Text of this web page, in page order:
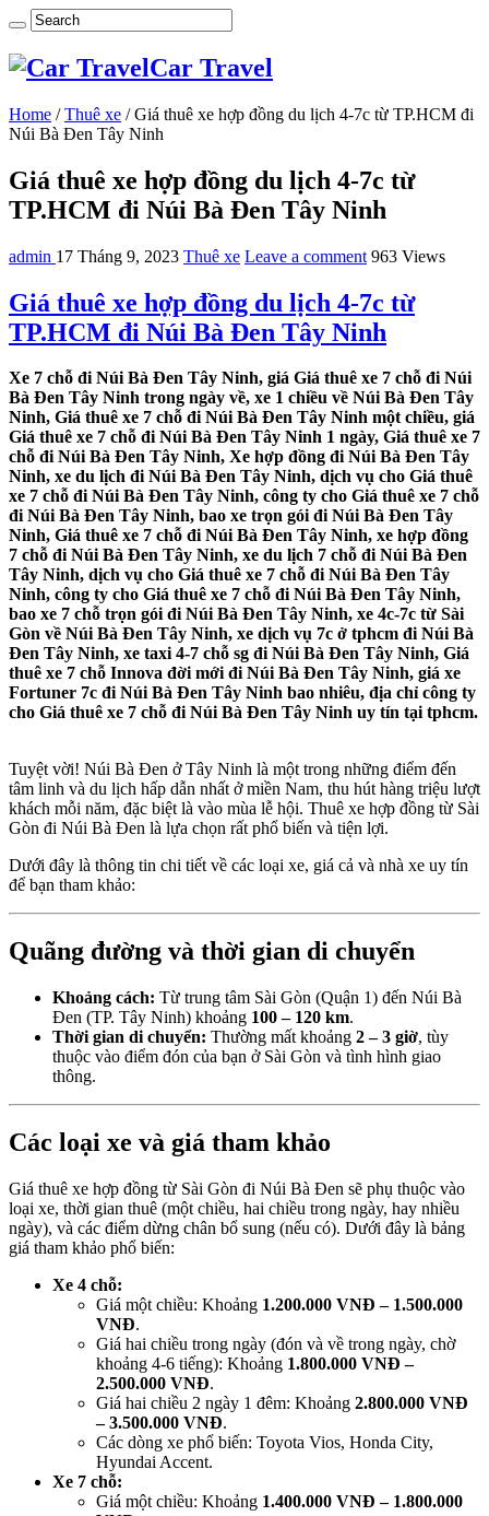
Car Travel
Home / Thuê xe / Giá thuê xe hợp đồng du lịch 4-7c từ TP.HCM đi
Núi Bà Đen Tây Ninh
Giá thuê xe hợp đồng du lịch 4-7c từ
TP.HCM đi Núi Bà Đen Tây Ninh
admin 17 Tháng 9, 2023 Thuê xe Leave a comment 963 Views
Giá thuê xe hợp đồng du lịch 4-7c từ
TP.HCM đi Núi Bà Đen Tây Ninh
Xe 7 chỗ đi Núi Bà Đen Tây Ninh, giá Giá thuê xe 7 chỗ đi Núi
Bà Đen Tây Ninh trong ngày về, xe 1 chiều về Núi Bà Đen Tây
Ninh, Giá thuê xe 7 chỗ đi Núi Bà Đen Tây Ninh một chiều, giá
Giá thuê xe 7 chỗ đi Núi Bà Đen Tây Ninh 1 ngày, Giá thuê xe 7
chỗ đi Núi Bà Đen Tây Ninh, Xe hợp đồng đi Núi Bà Đen Tây
Ninh, xe du lịch đi Núi Bà Đen Tây Ninh, dịch vụ cho Giá thuê
xe 7 chỗ đi Núi Bà Đen Tây Ninh, công ty cho Giá thuê xe 7 chỗ
đi Núi Bà Đen Tây Ninh, bao xe trọn gói đi Núi Bà Đen Tây
Ninh, Giá thuê xe 7 chỗ đi Núi Bà Đen Tây Ninh, xe hợp đồng
7 chỗ đi Núi Bà Đen Tây Ninh, xe du lịch 7 chỗ đi Núi Bà Đen
Tây Ninh, dịch vụ cho Giá thuê xe 7 chỗ đi Núi Bà Đen Tây
Ninh, công ty cho Giá thuê xe 7 chỗ đi Núi Bà Đen Tây Ninh,
bao xe 7 chỗ trọn gói đi Núi Bà Đen Tây Ninh, xe 4c-7c từ Sài
Gòn về Núi Bà Đen Tây Ninh, xe dịch vụ 7c ở tphcm đi Núi Bà
Đen Tây Ninh, xe taxi 4-7 chỗ sg đi Núi Bà Đen Tây Ninh, Giá
thuê xe 7 chỗ Innova đời mới đi Núi Bà Đen Tây Ninh, giá xe
Fortuner 7c đi Núi Bà Đen Tây Ninh bao nhiêu, địa chỉ công ty
cho Giá thuê xe 7 chỗ đi Núi Bà Đen Tây Ninh uy tín tại tphcm.
Tuyệt vời! Núi Bà Đen ở Tây Ninh là một trong những điểm đến
tâm linh và du lịch hấp dẫn nhất ở miền Nam, thu hút hàng triệu lượt
khách mỗi năm, đặc biệt là vào mùa lễ hội. Thuê xe hợp đồng từ Sài
Gòn đi Núi Bà Đen là lựa chọn rất phổ biến và tiện lợi.
Dưới đây là thông tin chi tiết về các loại xe, giá cả và nhà xe uy tín
để bạn tham khảo:
Quãng đường và thời gian di chuyển
Khoảng cách: Từ trung tâm Sài Gòn (Quận 1) đến Núi Bà
Đen (TP. Tây Ninh) khoảng 100 – 120 km.
Thời gian di chuyển: Thường mất khoảng 2 – 3 giờ, tùy
thuộc vào điểm đón của bạn ở Sài Gòn và tình hình giao
thông.
Các loại xe và giá tham khảo
Giá thuê xe hợp đồng từ Sài Gòn đi Núi Bà Đen sẽ phụ thuộc vào
loại xe, thời gian thuê (một chiều, hai chiều trong ngày, hay nhiều
ngày), và các điểm dừng chân bổ sung (nếu có). Dưới đây là bảng
giá tham khảo phổ biến:
Xe 4 chỗ:
Giá một chiều: Khoảng 1.200.000 VNĐ – 1.500.000
VNĐ.
Giá hai chiều trong ngày (đón và về trong ngày, chờ
khoảng 4-6 tiếng): Khoảng 1.800.000 VNĐ –
2.500.000 VNĐ.
Giá hai chiều 2 ngày 1 đêm: Khoảng 2.800.000 VNĐ
– 3.500.000 VNĐ.
Các dòng xe phổ biến: Toyota Vios, Honda City,
Hyundai Accent.
Xe 7 chỗ:
Giá một chiều: Khoảng 1.400.000 VNĐ – 1.800.000